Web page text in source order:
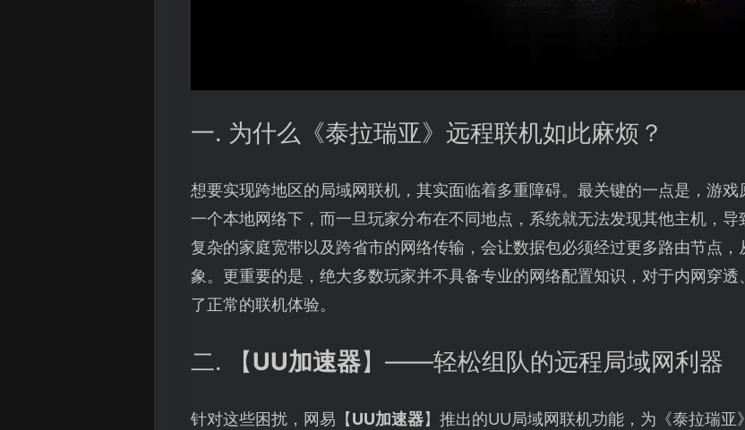
一. 为什么《泰拉瑞亚》远程联机如此麻烦？
想要实现跨地区的局域网联机，其实面临着多重障碍。最关键的一点是，游
一个本地网络下，而一旦玩家分布在不同地点，系统就无法发现其他主机，导
复杂的家庭宽带以及跨省市的网络传输，会让数据包必须经过更多路由节点
象。更重要的是，绝大多数玩家并不具备专业的网络配置知识，对于内网穿
了正常的联机体验。
二. 【UU加速器】——轻松组队的远程局域网利器
针对这些困扰，网易【UU加速器】推出的UU局域网联机功能，为《泰拉瑞亚